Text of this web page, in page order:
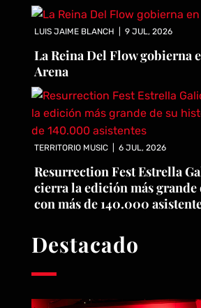
LUIS JAIME BLANCH 9 JUL, 2026
La Reina Del Flow gobierna
Arena
TERRITORIO MUSIC 6 JUL, 2026
Resurrection Fest Estrella
cierra la edición más
con más de 140.000
Destacado